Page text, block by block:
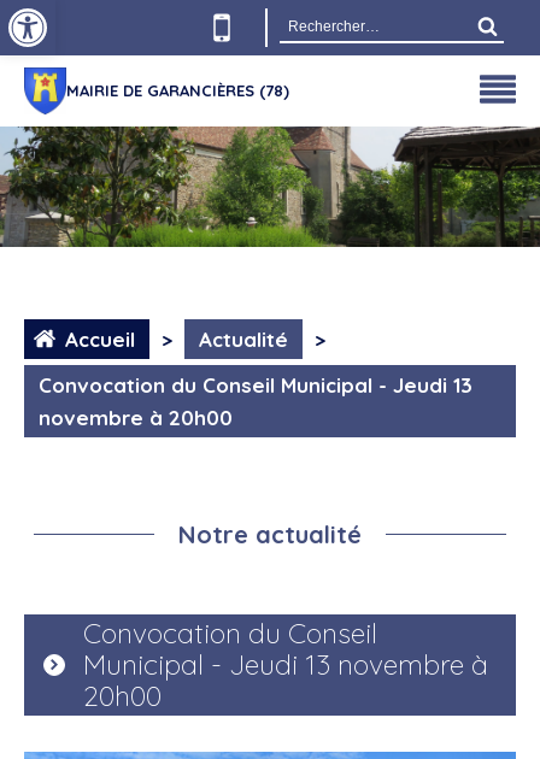
Rechercher :
MAIRIE DE GARANCIÈRES (78)
Accueil > Actualité
>
Convocation du Conseil Municipal - Jeudi 13
novembre à 20h00
Notre actualité
Convocation du Conseil
Municipal - Jeudi 13 novembre à
20h00